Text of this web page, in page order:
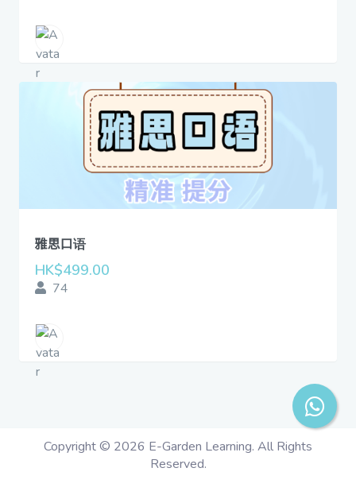
雅思口语
HK$499.00
74
Copyright © 2026 E-Garden Learning. All Rights
Reserved.